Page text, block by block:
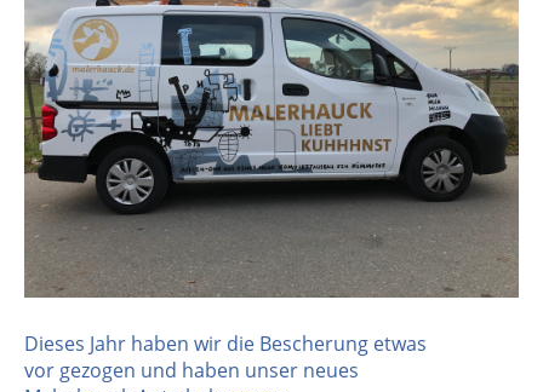
Dieses Jahr haben wir die Bescherung etwas
vor gezogen und haben unser neues